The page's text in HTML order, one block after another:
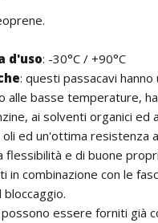
d'uso: -30°C / +90°C
: questi passacavi
alle basse temperature,
ai solventi organici ed
ed un'ottima resistenza
flessibilità e di buone
in combinazione con le
bloccaggio.
possono essere forniti già